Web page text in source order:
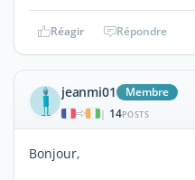
Réagir Répondre
jeanmi01 Membre
| 14POSTS
Bonjour,